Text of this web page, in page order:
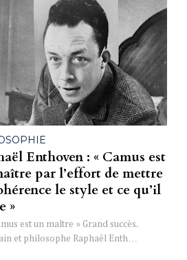
Enthoven : « Camus est
par l’effort de mettre
le style et ce qu’il
»
est un maître » Grand succès.
et philosophe Raphaël Enth…